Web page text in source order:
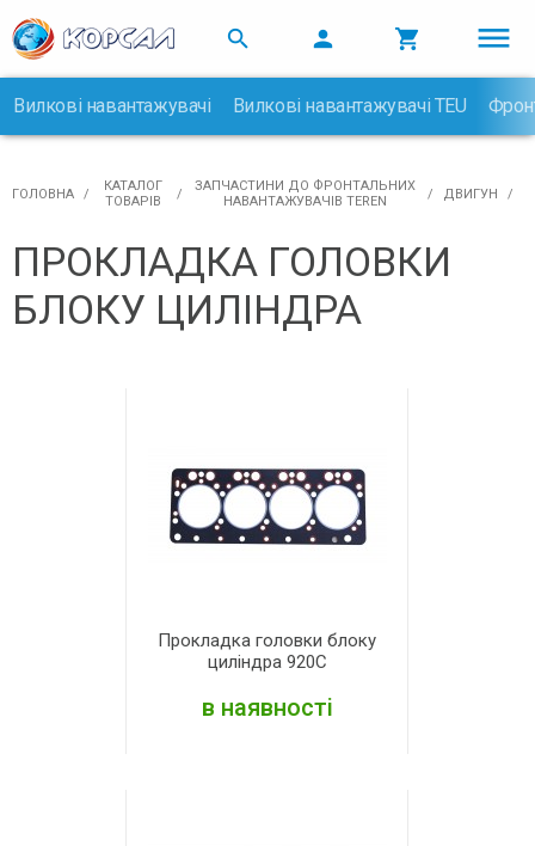
  
Вилкові навантажувачі Вилкові навантажувачі TEU
ГОЛОВНА
КАТАЛОГ
ТОВАРІВ
ЗАПЧАСТИНИ ДО ФРОНТАЛЬНИХ
НАВАНТАЖУВАЧІВ TEREN
ДВИГУН
ПРОКЛАДКА ГОЛОВКИ
БЛОКУ ЦИЛІНДРА
Прокладка головки блоку
циліндра 920С
в наявності